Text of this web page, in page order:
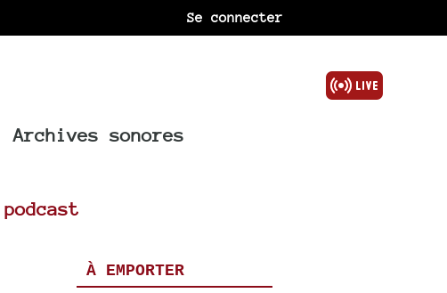
Se connecter
Archives sonores
podcast
À EMPORTER